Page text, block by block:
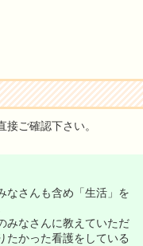
ご確認下さい。
なさんも含め「生活」を
みなさんに教えていただ
たかった看護をしている